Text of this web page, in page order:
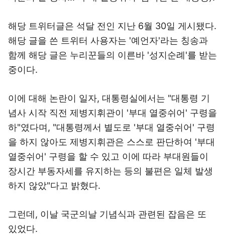
해당 트위터글은 석달 전인 지난 6월 30일 게시됐다.
해당 글을 쓴 트위터 사용자는 '예언자'라는 칭송과
함께 해당 글은 누리꾼들의 이른바 '성지순례'를 받는
중이다.
이에 대해 논란이 일자, 대통령실에서는 "대통령 기
념사 시작 직전 제병지휘관이 '부대 열중쉬어' 구령을
하"였다며, "대통령께서 별도로 '부대 열중쉬어' 구령
을 하지 않아도 제병지휘관은 스스로 판단하여 '부대
열중쉬어' 구령을 할 수 있고 이에 따라 부대원들이
장시간 부동자세를 유지하는 등의 불편은 일체 발생
하지 않았"다고 밝혔다.
그런데, 이날 국군의날 기념식과 관련된 잡음은 또
있었다.